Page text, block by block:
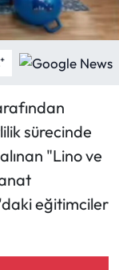
+
sürecinde
"Lino ve
eğitimciler